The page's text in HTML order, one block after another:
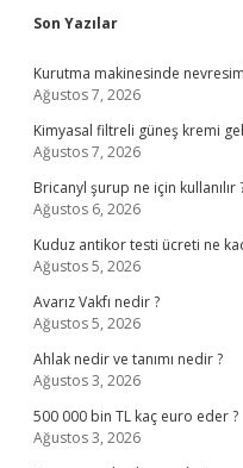
Sidebar
Son Yazılar
Kurutma makinesinde
Ağustos 7, 2026
Kimyasal filtreli güneş kremi
Ağustos 7, 2026
Bricanyl şurup ne için kullanılır
Ağustos 6, 2026
Kuduz antikor testi ücreti ne
Ağustos 5, 2026
Avarız Vakfı nedir ?
Ağustos 5, 2026
Ahlak nedir ve tanımı nedir ?
Ağustos 3, 2026
500 000 bin TL kaç euro eder ?
Ağustos 3, 2026